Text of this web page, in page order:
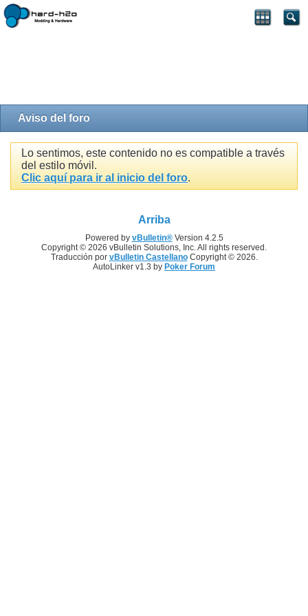
Aviso del foro
Lo sentimos, este contenido no es compatible a través
del estilo móvil.
Clic aquí para ir al inicio del foro.
Arriba
Powered by vBulletin®Version 4.2.5
Copyright © 2026 vBulletin Solutions, Inc. All rights reserved.
Traducción por vBulletin CastellanoCopyright © 2026.
AutoLinker v1.3 by Poker Forum